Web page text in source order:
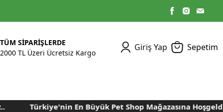
TÜM SİPARİŞLERDE
2000 TL Üzeri Ücretsiz Kargo
Giriş Yap Sepetim
Türkiye'nin En Büyük Pet Shop Mağazasına